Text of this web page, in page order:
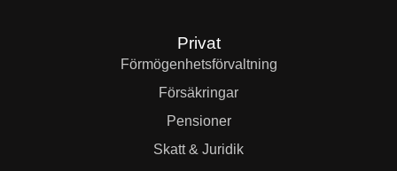
Privat
Förmögenhets­förvaltning
Försäkringar
Pensioner
Skatt & Juridik